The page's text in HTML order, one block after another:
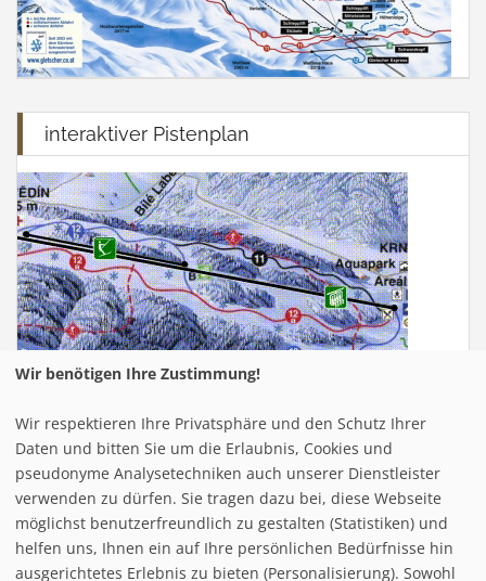
interaktiver Pistenplan
Infrastuktur Mölltaler Gletscher
Loipe/Langlauf:
20
Snow tubing:
Eislaufen:
Rodelbahn:
3 (total: 3 km)
Wir benötigen Ihre Zustimmung!
Wir respektieren Ihre Privatsphäre und den Schutz Ihrer
Daten und bitten Sie um die Erlaubnis, Cookies und
pseudonyme Analysetechniken auch unserer Dienstleister
verwenden zu dürfen. Sie tragen dazu bei, diese Webseite
möglichst benutzerfreundlich zu gestalten (Statistiken) und
helfen uns, Ihnen ein auf Ihre persönlichen Bedürfnisse hin
ausgerichtetes Erlebnis zu bieten (Personalisierung). Sowohl